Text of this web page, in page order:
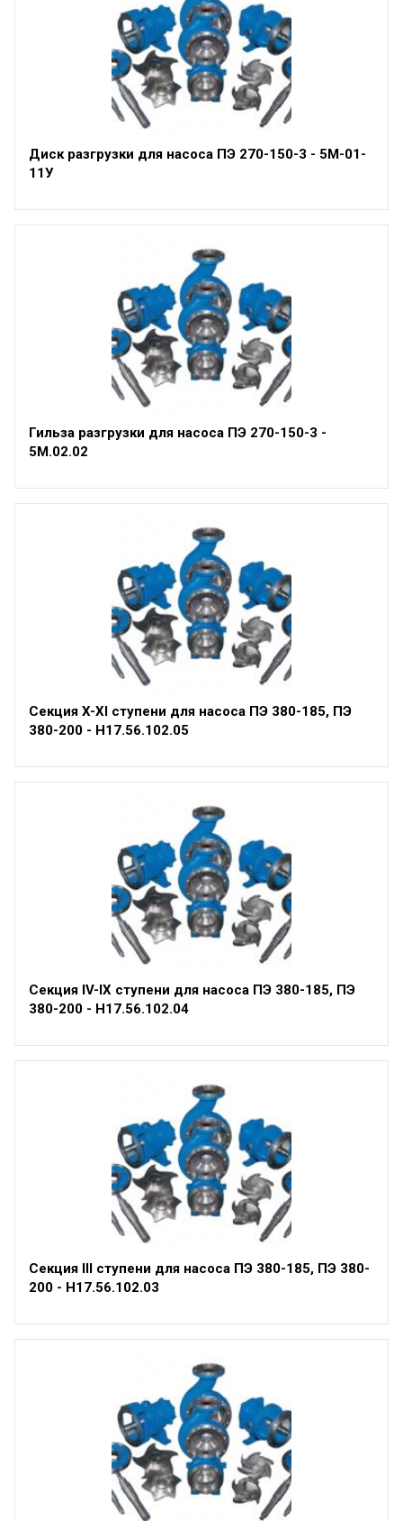
Диск разгрузки для насоса ПЭ 270-150-3 - 5М-01-
11У
Гильза разгрузки для насоса ПЭ 270-150-3 -
5М.02.02
Секция X-XI ступени для насоса ПЭ 380-185, ПЭ
380-200 - Н17.56.102.05
Секция IV-IX ступени для насоса ПЭ 380-185, ПЭ
380-200 - Н17.56.102.04
Секция III ступени для насоса ПЭ 380-185, ПЭ 380-
200 - Н17.56.102.03